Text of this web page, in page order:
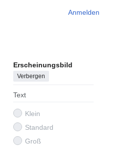
Anmelden
Erscheinungsbild
Verbergen
Text
Klein
Standard
Groß